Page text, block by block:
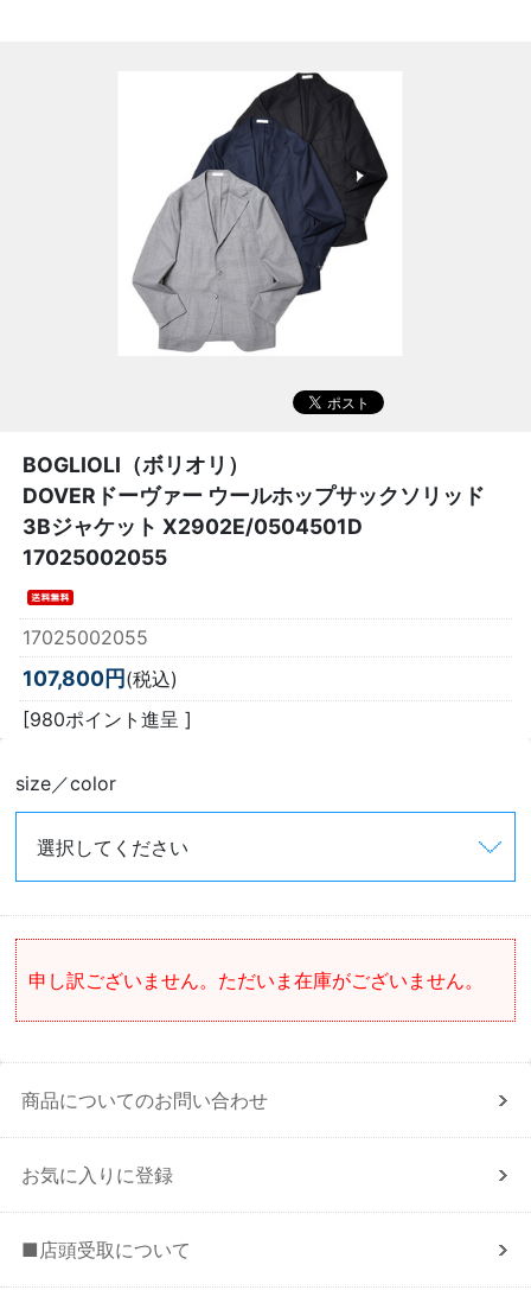
BOGLIOLI（ボリオリ）
DOVERドーヴァー ウールホップサックソリッド
3Bジャケット X2902E/0504501D
17025002055
17025002055
107,800円(税込)
[980ポイント進呈 ]
size／color
申し訳ございません。ただいま在庫がございません。
商品についてのお問い合わせ
お気に入りに登録
■店頭受取について